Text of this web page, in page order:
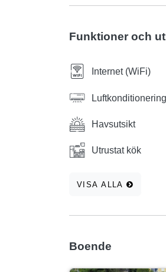
Funktioner och
Internet (WiFi)
Luftkonditionering
Havsutsikt
Utrustat kök
VISA ALLA
Boende